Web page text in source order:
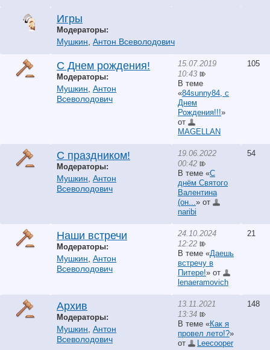
Игры
Модераторы:
Мушкин Антон Всеволодович
С Днем рождения!
Модераторы:
Мушкин Антон
Всеволодович
15.07.2019
10:43
В теме
«84sunny84, с
Днем
Рождения!!!»
от
MAGELLAN
105
С праздником!
Модераторы:
Мушкин Антон
Всеволодович
19.06.2022
00:42
В теме «С
днём Святого
Валентина
(он... » от
naribi
54
Наши встречи
Модераторы:
Мушкин Антон
Всеволодович
24.10.2024
12:22
В теме «Даешь
встречу в
Питере!» от
lenaeramovich
21
Архив
Модераторы:
Мушкин Антон
Всеволодович
13.11.2021
13:34
В теме «Как я
провел лето!?»
от
Leecooper
148